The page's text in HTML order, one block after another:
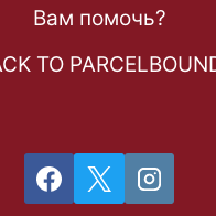
Вам помочь?
TO